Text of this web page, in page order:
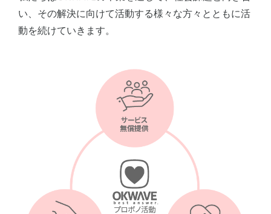
い、その解決に向けて活動する様々な方々とともに活
動を続けていきます。